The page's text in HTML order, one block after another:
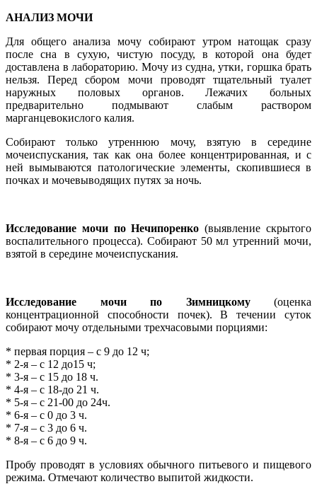
АНАЛИЗ МОЧИ
Для общего анализа мочу собирают утром натощак сразу
после сна в сухую, чистую посуду, в которой она будет
доставлена в лабораторию. Мочу из судна, утки, горшка брать
нельзя. Перед сбором мочи проводят тщательный туалет
наружных половых органов. Лежачих больных
предварительно подмывают слабым раствором
марганцевокислого калия.
Собирают только утреннюю мочу, взятую в середине
мочеиспускания, так как она более концентрированная, и с
ней вымываются патологические элементы, скопившиеся в
почках и мочевыводящих путях за ночь.
Исследование мочи по Нечипоренко (выявление скрытого
воспалительного процесса). Собирают 50 мл утренний мочи,
взятой в середине мочеиспускания.
Исследование мочи по Зимницкому(оценка
концентрационной способности почек). В течении суток
собирают мочу отдельными трехчасовыми порциями:
* первая порция – с 9 до 12 ч;
* 2-я – с 12 до15 ч;
* 3-я – с 15 до 18 ч.
* 4-я – с 18-до 21 ч.
* 5-я – с 21-00 до 24ч.
* 6-я – с 0 до 3 ч.
* 7-я – с 3 до 6 ч.
* 8-я – с 6 до 9 ч.
Пробу проводят в условиях обычного питьевого и пищевого
режима. Отмечают количество выпитой жидкости.